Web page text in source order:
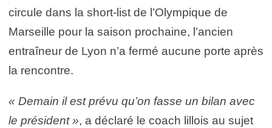
circule dans la short-list de l’Olympique de
Marseille pour la saison prochaine, l’ancien
entraîneur de Lyon n’a fermé aucune porte après
la rencontre.
« Demain il est prévu qu’on fasse un bilan avec
le président », a déclaré le coach lillois au sujet